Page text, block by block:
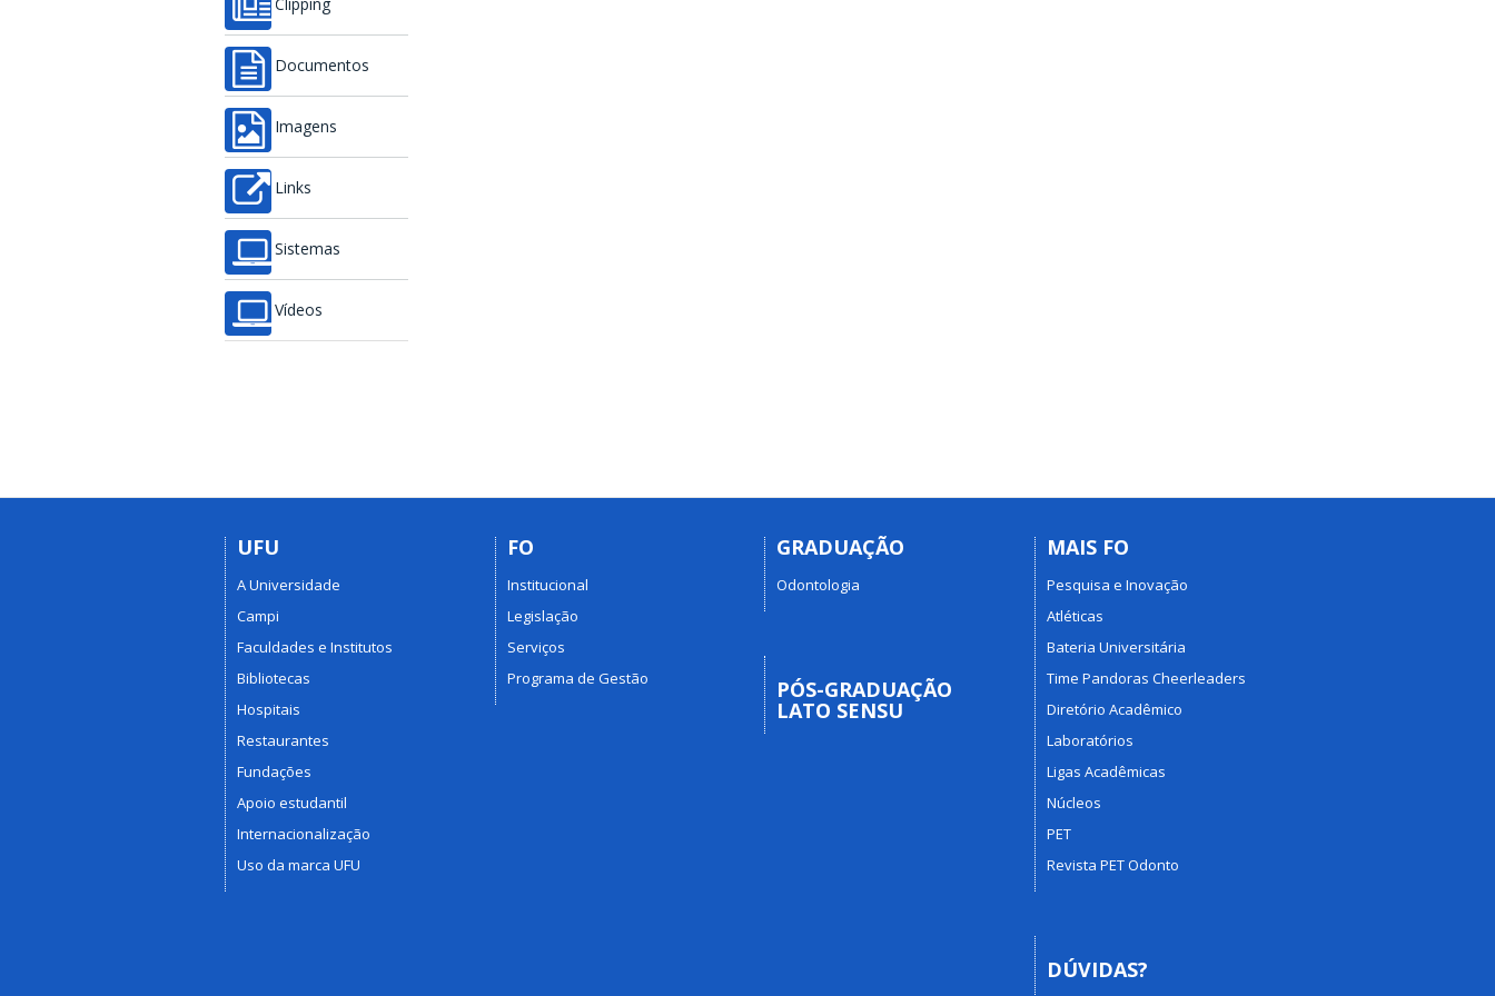
Clipping
Documentos
Imagens
Links
Sistemas
Vídeos
UFU
A Universidade
Campi
Faculdades e Institutos
Bibliotecas
Hospitais
Restaurantes
Fundações
Apoio estudantil
Internacionalização
Uso da marca UFU
FO
Institucional
Legislação
Serviços
Programa de Gestão
GRADUAÇÃO
Odontologia
PÓS-GRADUAÇÃO
LATO SENSU
MAIS FO
Pesquisa e Inovação
Atléticas
Bateria Universitária
Time Pandoras Cheerleaders
Diretório Acadêmico
Laboratórios
Ligas Acadêmicas
Núcleos
PET
Revista PET Odonto
DÚVIDAS?